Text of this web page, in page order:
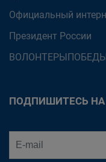
Официальный
Президент России
ПОДПИШИТЕСЬ